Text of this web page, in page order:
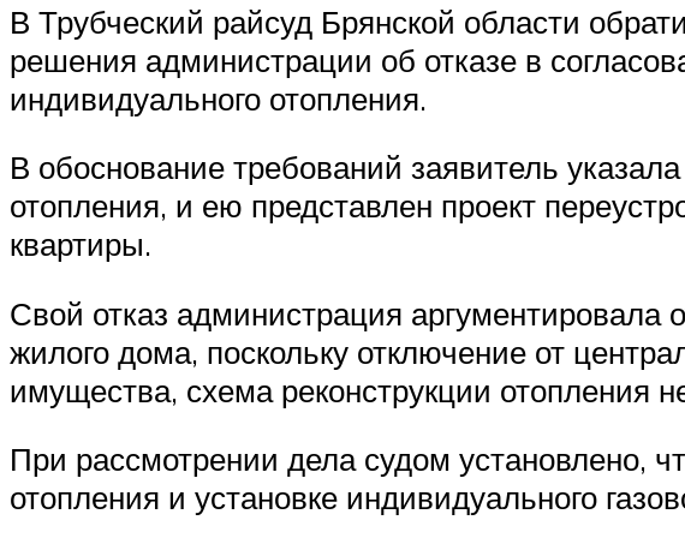
В Трубческий райсуд Брянской области
решения администрации об отказе в
индивидуального отопления.
В обоснование требований заявитель
отопления, и ею представлен проект
квартиры.
Свой отказ администрация аргументировала
жилого дома, поскольку отключение от
имущества, схема реконструкции отопления
При рассмотрении дела судом установлено,
отопления и установке индивидуального